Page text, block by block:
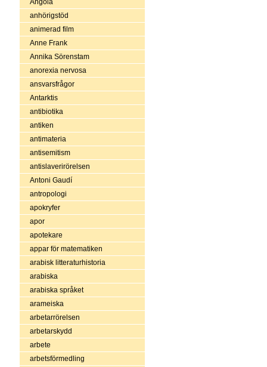
Angola
anhörigstöd
animerad film
Anne Frank
Annika Sörenstam
anorexia nervosa
ansvarsfrågor
Antarktis
antibiotika
antiken
antimateria
antisemitism
antislaverirörelsen
Antoni Gaudí
antropologi
apokryfer
apor
apotekare
appar för matematiken
arabisk litteraturhistoria
arabiska
arabiska språket
arameiska
arbetarrörelsen
arbetarskydd
arbete
arbetsförmedling